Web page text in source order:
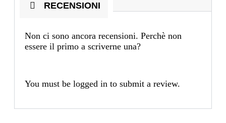
RECENSIONI
Non ci sono ancora recensioni. Perchè non
essere il primo a scriverne una?
You must be logged in to submit a review.